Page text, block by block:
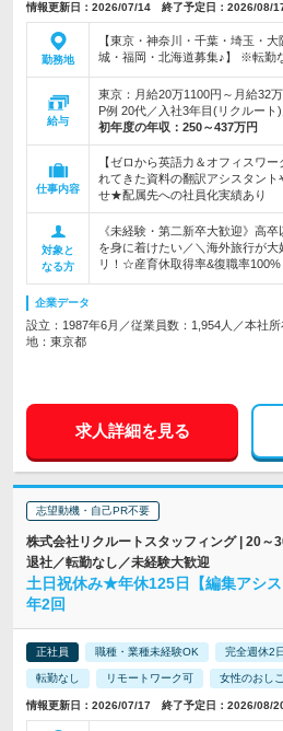
情報更新日：2026/07/14 終了予定日：2026/08/
勤務地
【東京・神奈川・千葉・埼玉・
城・福岡・北海道募集♪】 ※転勤
給与
東京：月給20万1100円～月給32
P例 20代／入社3年目(リクルート
初年度の年収： 250～437万円
仕事内容
【ゼロから英語力＆オフィスワ
れてきた資料の翻訳アシスタン
せ★配属先への社員化実績あり
対象と
なる方
《未経験・第二新卒大歓迎》高
を身に着けたい／＼海外旅行が大
リ！☆産育休取得率&復職率100%
企業データ
設立：1987年6月／従業員数：1,954人／本社所
地：東京都
求人詳細を見る
志望動機・自己PR不要
株式会社リクルートスタッフィング | 20
退社／転勤なし／未経験大歓迎
土日祝休み★年休125日【編集アシ
年2回
正社員 職種・業種未経験OK 完全週休2
転勤なし リモートワーク可 女性のおし
情報更新日：2026/07/17 終了予定日：2026/08/